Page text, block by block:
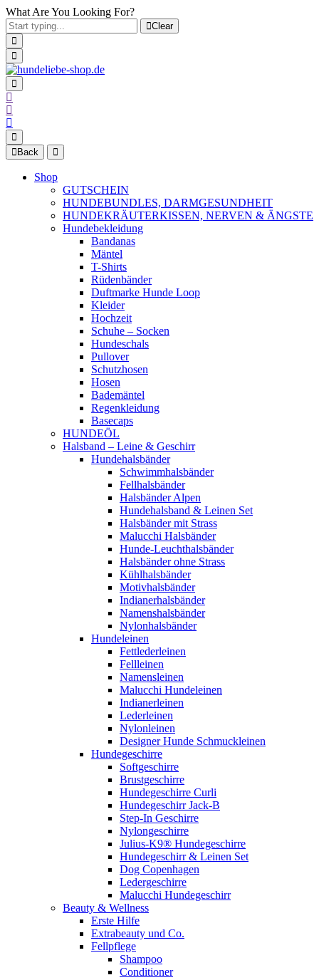
What Are You Looking For?
Clear
Back
Shop
GUTSCHEIN
HUNDEBUNDLES, DARMGESUNDHEIT
HUNDEKRÄUTERKISSEN, NERVEN & ÄNGSTE
Hundebekleidung
Bandanas
Mäntel
T-Shirts
Rüdenbänder
Duftmarke Hunde Loop
Kleider
Hochzeit
Schuhe – Socken
Hundeschals
Pullover
Schutzhosen
Hosen
Bademäntel
Regenkleidung
Basecaps
HUNDEÖL
Halsband – Leine & Geschirr
Hundehalsbänder
Schwimmhalsbänder
Fellhalsbänder
Halsbänder Alpen
Hundehalsband & Leinen Set
Halsbänder mit Strass
Malucchi Halsbänder
Hunde-Leuchthalsbänder
Halsbänder ohne Strass
Kühlhalsbänder
Motivhalsbänder
Indianerhalsbänder
Namenshalsbänder
Nylonhalsbänder
Hundeleinen
Fettlederleinen
Fellleinen
Namensleinen
Malucchi Hundeleinen
Indianerleinen
Lederleinen
Nylonleinen
Designer Hunde Schmuckleinen
Hundegeschirre
Softgeschirre
Brustgeschirre
Hundegeschirre Curli
Hundegeschirr Jack-B
Step-In Geschirre
Nylongeschirre
Julius-K9® Hundegeschirre
Hundegeschirr & Leinen Set
Dog Copenhagen
Ledergeschirre
Malucchi Hundegeschirr
Beauty & Wellness
Erste Hilfe
Extrabeauty und Co.
Fellpflege
Shampoo
Conditioner